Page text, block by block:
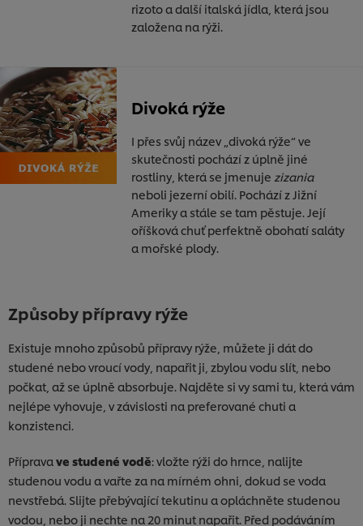
rizoto a další italská jídla, která jsou
založena na rýži.
Divoká rýže
I přes svůj název „divoká rýže“ ve
skutečnosti pochází z úplně jiné
rostliny, která se jmenuje zizania
neboli jezerní obilí. Pochází z Jižní
Ameriky a stále se tam pěstuje. Její
oříšková chuť perfektně obohatí saláty
a mořské plody.
Způsoby přípravy rýže
Existuje mnoho způsobů přípravy rýže, můžete ji dát do
studené nebo vroucí vody, napařit ji, zbylou vodu slít, nebo
počkat, až se úplně absorbuje. Najděte si vy sami tu, která vám
nejlépe vyhovuje, v závislosti na preferované chuti a
konzistenci.
Přípravave studené vodě: vložte rýži do hrnce, nalijte
studenou vodu a vařte za na mírném ohni, dokud se voda
nevstřebá. Slijte přebývající tekutinu a opláchněte studenou
vodou, nebo ji nechte na 20 minut napařit. Před podáváním